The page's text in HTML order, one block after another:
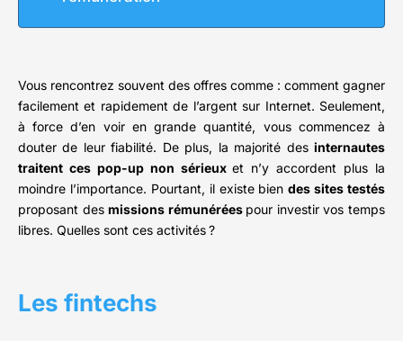
Vous rencontrez souvent des offres comme : comment gagner
facilement et rapidement de l’argent sur Internet. Seulement,
à force d’en voir en grande quantité, vous commencez à
douter de leur fiabilité. De plus, la majorité des internautes
traitent ces pop-up non sérieuxet n’y accordent plus la
moindre l’importance. Pourtant, il existe biendes sites testés
proposant desmissions rémunérées pour investir vos temps
libres. Quelles sont ces activités ?
Les fintechs